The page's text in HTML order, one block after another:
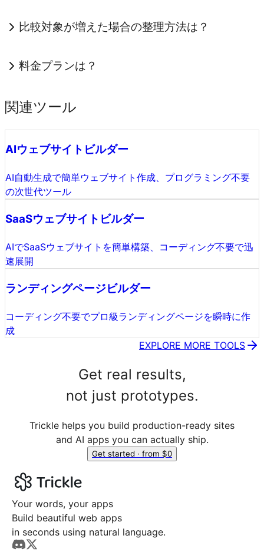
比較対象が増えた場合の整理方法は？
料金プランは？
関連ツール
AIウェブサイトビルダー
AI自動生成で簡単ウェブサイト作成、プログラミング不要
の次世代ツール
SaaSウェブサイトビルダー
AIでSaaSウェブサイトを簡単構築、コーディング不要で迅
速展開
ランディングページビルダー
コーディング不要でプロ級ランディングページを瞬時に作
成
EXPLORE MORE TOOLS
Get real results,
not just prototypes.
Trickle helps you build production-ready sites
and AI apps you can actually ship.
Get started · from $0
Your words, your apps
Build beautiful web apps
in seconds using natural language.